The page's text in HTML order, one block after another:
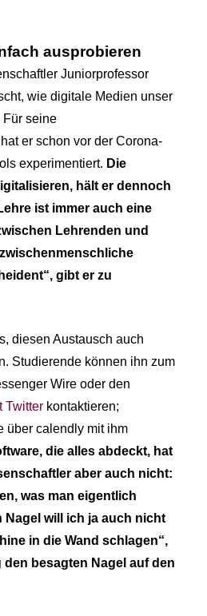
ausprobieren
Juniorprofessor
wie digitale Medien unser
Für seine
er schon vor der Corona-
experimentiert. Die
hält er dennoch
ist immer auch eine
Lehrenden und
gibt er zu
diesen Austausch auch
Studierende können ihn zum
Wire oder den
Twitter kontaktieren;
über calendly mit ihm
die alles abdeckt, hat
aber auch nicht:
was man eigentlich
Nagel will ich ja auch nicht
in die Wand schlagen“,
besagten Nagel auf den